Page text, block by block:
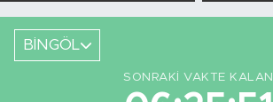
Başladı
BİNGÖL
SONRAKI VAKTE KALAN